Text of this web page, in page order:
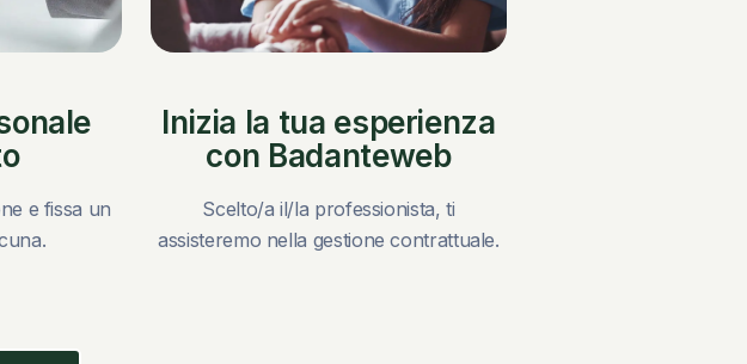
e fissa un
Inizia la tua esperienza
con Badanteweb
Scelto/a il/la professionista, ti
assisteremo nella gestione contrattuale.